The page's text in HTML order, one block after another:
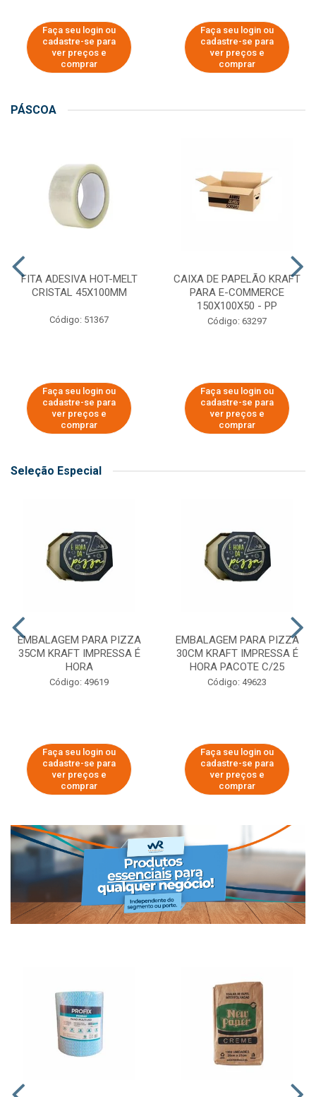
Faça seu login ou
cadastre-se para
ver preços e
comprar
Faça seu login ou
cadastre-se para
ver preços e
comprar
PÁSCOA
FITA ADESIVA HOT-MELT
CRISTAL 45X100MM
Código: 51367
Faça seu login ou
cadastre-se para
ver preços e
comprar
CAIXA DE PAPELÃO KRAFT
PARA E-COMMERCE
150X100X50 - PP
Código: 63297
Faça seu login ou
cadastre-se para
ver preços e
comprar
Seleção Especial
EMBALAGEM PARA PIZZA
35CM KRAFT IMPRESSA É
HORA
Código: 49619
Faça seu login ou
cadastre-se para
ver preços e
comprar
EMBALAGEM PARA PIZZA
30CM KRAFT IMPRESSA É
HORA PACOTE C/25
Código: 49623
Faça seu login ou
cadastre-se para
ver preços e
comprar